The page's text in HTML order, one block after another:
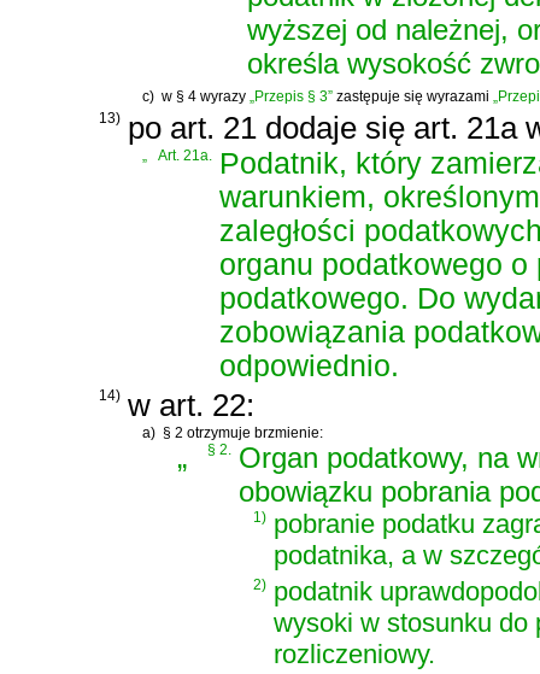
wyższej od należnej,
określa wysokość
c) w § 4 wyrazy „Przepis § 3” zastępuje się wyrazami
13) po art. 21 dodaje się art. 21a
„ Art. 21a. Podatnik, który
warunkiem,
zaległości
organu podatkowego
podatkowego. Do
zobowiązania
odpowiednio.
14) w art. 22:
a) § 2 otrzymuje brzmienie:
„ § 2. Organ podatkowy, na
obowiązku pobrania
1) pobranie podatku
podatnika, a w
2) podatnik
wysoki w stosunku do
rozliczeniowy.